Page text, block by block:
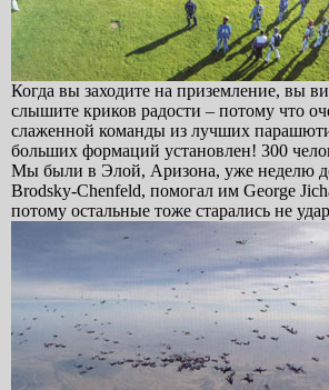
Когда вы заходите на приземление, вы
слышите криков радости – потому что
слаженной команды из лучших
больших формаций установлен! 300
Мы были в Элой, Аризона, уже неделю до
Brodsky-Chenfeld, помогал им George
потому остальные тоже старались не